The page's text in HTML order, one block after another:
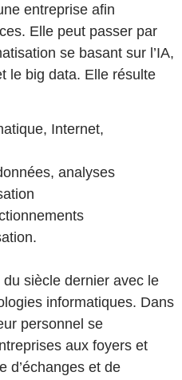
entreprise afin
Elle peut passer par
se basant sur l’IA,
le big data. Elle résulte
Internet,
analyses
siècle dernier avec le
informatiques. Dans
personnel se
aux foyers et
d’échanges et de